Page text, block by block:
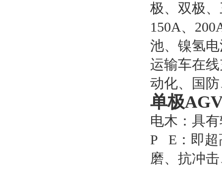
极、双极
150A、
池、镍氢
运输车在
动化、国
单极
电木：具
P E：即超
磨、抗冲